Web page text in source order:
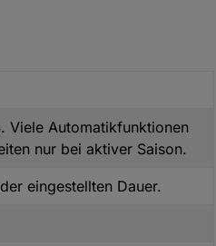
Viele Automatikfunktionen
nur bei aktiver Saison.
eingestellten Dauer.